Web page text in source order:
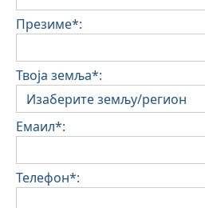
Презиме*:
Твоја земља*:
Емаил*:
Телефон*: